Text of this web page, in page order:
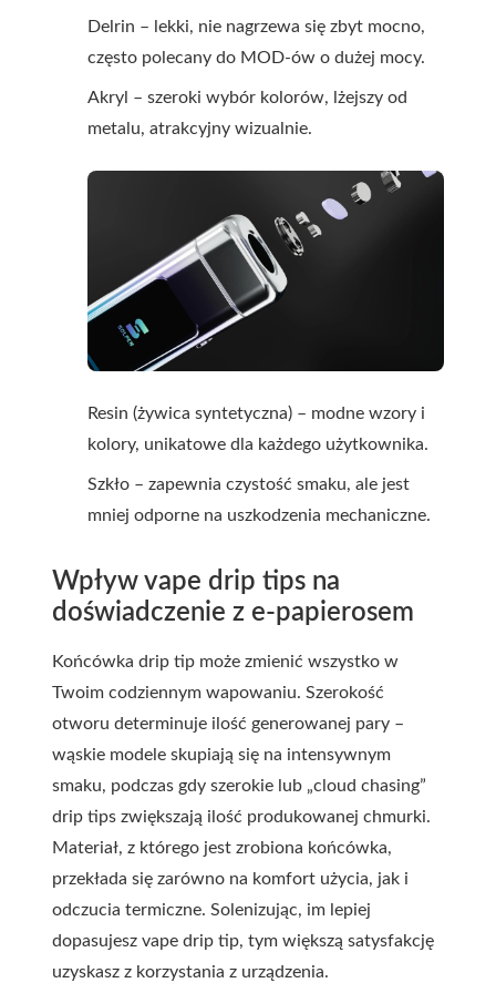
Delrin – lekki, nie nagrzewa się zbyt mocno,
często polecany do MOD-ów o dużej mocy.
Akryl – szeroki wybór kolorów, lżejszy od
metalu, atrakcyjny wizualnie.
Resin (żywica syntetyczna) – modne wzory i
kolory, unikatowe dla każdego użytkownika.
Szkło – zapewnia czystość smaku, ale jest
mniej odporne na uszkodzenia mechaniczne.
Wpływ vape drip tips na
doświadczenie z e-papierosem
Końcówka drip tip może zmienić wszystko w
Twoim codziennym wapowaniu. Szerokość
otworu determinuje ilość generowanej pary –
wąskie modele skupiają się na intensywnym
smaku, podczas gdy szerokie lub „cloud chasing”
drip tips zwiększają ilość produkowanej chmurki.
Materiał, z którego jest zrobiona końcówka,
przekłada się zarówno na komfort użycia, jak i
odczucia termiczne. Solenizując, im lepiej
dopasujesz vape drip tip, tym większą satysfakcję
uzyskasz z korzystania z urządzenia.